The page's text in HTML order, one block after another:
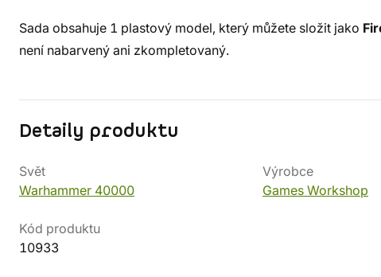
Sada obsahuje 1 plastový model, který můžete složit jako
není nabarvený ani zkompletovaný.
Detaily produktu
Svět
Warhammer 40000
Výrobce
Games Workshop
Kód produktu
10933